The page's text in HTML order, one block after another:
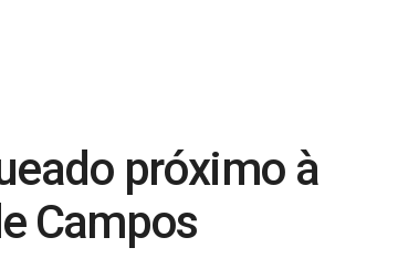
próximo à
Campos